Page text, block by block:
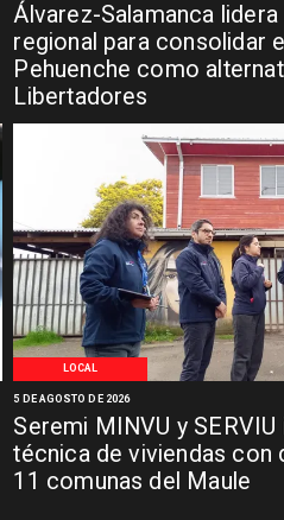
Álvarez-Salamanca lidera
regional para consolidar
Pehuenche como
Libertadores
LOCAL
Seremi MINVU y
técnica de viviendas con
11 comunas del Maule
5 DE AGOSTO DE 2026